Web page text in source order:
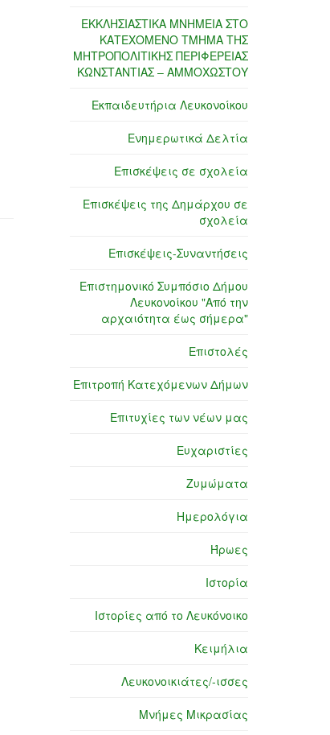
ΕΚΚΛΗΣΙΑΣΤΙΚΑ ΜΝΗΜΕΙΑ ΣΤΟ
ΚΑΤΕΧΟΜΕΝΟ ΤΜΗΜΑ ΤΗΣ
ΜΗΤΡΟΠΟΛΙΤΙΚΗΣ ΠΕΡΙΦΕΡΕΙΑΣ
ΚΩΝΣΤΑΝΤΙΑΣ – ΑΜΜΟΧΩΣΤΟΥ
Εκπαιδευτήρια Λευκονοίκου
Ενημερωτικά Δελτία
Επισκέψεις σε σχολεία
Επισκέψεις της Δημάρχου σε
σχολεία
Επισκέψεις-Συναντήσεις
Επιστημονικό Συμπόσιο Δήμου
Λευκονοίκου "Από την
αρχαιότητα έως σήμερα"
Επιστολές
Επιτροπή Κατεχόμενων Δήμων
Επιτυχίες των νέων μας
Ευχαριστίες
Ζυμώματα
Ημερολόγια
Ήρωες
Ιστορία
Ιστορίες από το Λευκόνοικο
Κειμήλια
Λευκονοικιάτες/-ισσες
Μνήμες Μικρασίας